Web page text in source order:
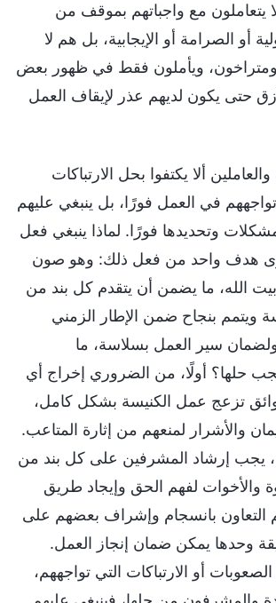
يتعاملون مع واجباتهم بموقف من
أو الصرامة أو الإيجابية، بل هم لا
ومتراخون، ويأملون فقط في ظهور بعض
حتى يكون لديهم عذر لإيقاف العمل
ألا يكتفوا بحل الارتباكات
في العمل فورًا، بل ينبغي عليهم
وتحديدها فورًا. لماذا ينبغي فعل
هدف واحد من فعل ذلك: وهو صون
الله، ما يضمن أن يتقدم كل بند من
ويتمم بنجاح ضمن الإطار الزمني
سير العمل بسلاسة، ما
حلها؟ أولًا، من الضروري إخراج أي
تزعج عمل الكنيسة بشكل كامل،
والأشرار لمنعهم من إثارة المتاعب.
يجب إرشاد المشرفين على كل بند من
والأخوات لفهم الحق وإيجاد طريق
التعاون بانسجام وإشراف بعضهم على
وحدها يمكن ضمان إنجاز العمل.
أو الارتباكات التي تواجههم،